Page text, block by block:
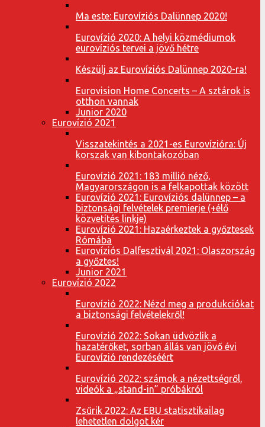
Ma este: Eurovíziós Dalünnep 2020!
Eurovízió 2020: A helyi közmédiumok
eurovíziós tervei a jövő hétre
Készülj az Eurovíziós Dalünnep 2020-ra!
Eurovision Home Concerts – A sztárok is
otthon vannak
Junior 2020
Eurovízió 2021
Visszatekintés a 2021-es Eurovízióra: Új
korszak van kibontakozóban
Eurovízió 2021: 183 millió néző,
Magyarországon is a felkapottak között
Eurovízió 2021: Eurovíziós dalünnep – a
biztonsági felvételek premierje (+élő
közvetítés linkje)
Eurovízió 2021: Hazaérkeztek a győztesek
Rómába
Eurovíziós Dalfesztivál 2021: Olaszország
a győztes!
Junior 2021
Eurovízió 2022
Eurovízió 2022: Nézd meg a produkciókat
a biztonsági felvételekről!
Eurovízió 2022: Sokan üdvözlik a
hazatérőket, sorban állás van jövő évi
Eurovízió rendezéséért
Eurovízió 2022: számok a nézettségről,
videók a „stand-in” próbákról
Zsűrik 2022: Az EBU statisztikailag
lehetetlen dolgot kér